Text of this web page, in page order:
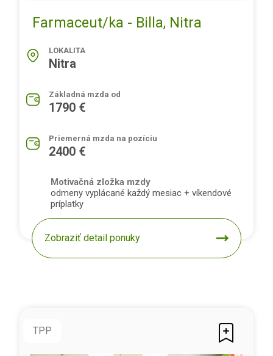
Farmaceut/ka - Billa, Nitra
LOKALITA
Nitra
Základná mzda od
1790 €
Priemerná mzda na pozíciu
2400 €
Motivačná zložka mzdy
odmeny vyplácané každý mesiac + víkendové
príplatky
Zobraziť detail ponuky
TPP